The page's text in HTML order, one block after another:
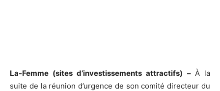
La-Femme (sites d’investissements attractifs) – À la
suite de la réunion d’urgence de son comité directeur du